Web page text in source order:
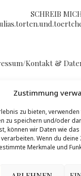
Zustimmung
zu bieten,
zu speichern und/oder
können wir Daten wie
Wenn du
Merkmale und
SCHREIB
Kontakt &
Infos gibt es